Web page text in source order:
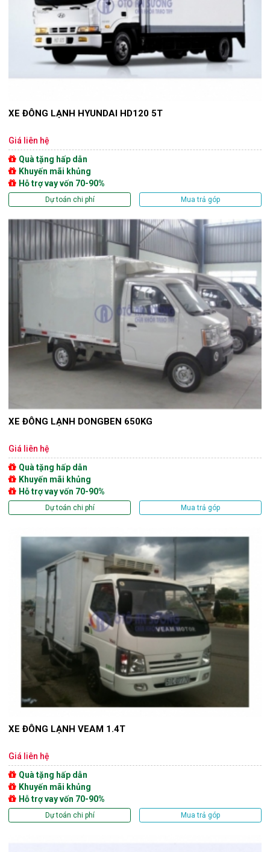
XE ĐÔNG LẠNH HYUNDAI HD120 5T
Giá liên hệ
Quà tặng hấp dẫn
Khuyến mãi khủng
Hỗ trợ vay vốn 70-90%
Dự toán chi phí Mua trả góp
XE ĐÔNG LẠNH DONGBEN 650KG
Giá liên hệ
Quà tặng hấp dẫn
Khuyến mãi khủng
Hỗ trợ vay vốn 70-90%
Dự toán chi phí Mua trả góp
XE ĐÔNG LẠNH VEAM 1.4T
Giá liên hệ
Quà tặng hấp dẫn
Khuyến mãi khủng
Hỗ trợ vay vốn 70-90%
Dự toán chi phí Mua trả góp